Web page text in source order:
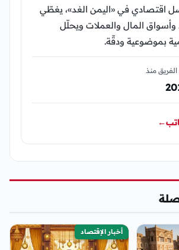
اقتصادي في «اليمن الغد»، يغطّي
وأسواق المال والعملات ويحلّل
بموضوعية ودقّة.
منذ
←
أخبار الإقتصاد